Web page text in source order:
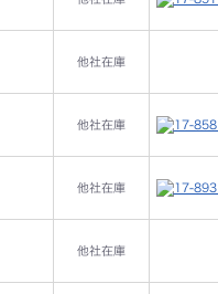
他社在庫
他社在庫
他社在庫
他社在庫